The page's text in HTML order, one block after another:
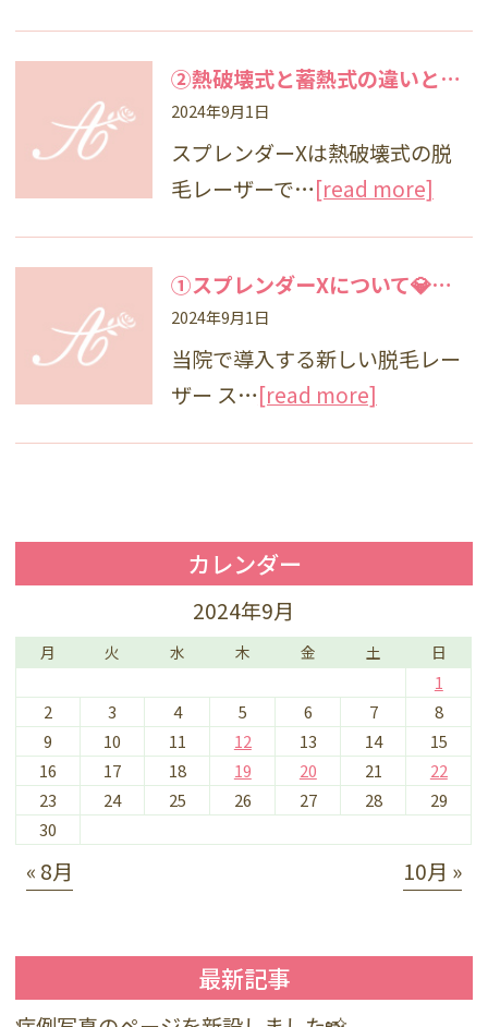
②熱破壊式と蓄熱式の違いとは？💎脱毛レーザー
2024年9月1日
スプレンダーXは熱破壊式の脱
毛レーザーで…[read more]
①スプレンダーXについて💎脱毛レーザー
2024年9月1日
当院で導入する新しい脱毛レー
ザー ス…[read more]
カレンダー
2024年9月
月 火 水 木 金 土 日
1
2
3 4 5 6 7
8
9
10 11 12 13 14
15
16
17 18 19 20 21
22
23
24 25 26 27 28
29
30
« 8月 10月 »
最新記事